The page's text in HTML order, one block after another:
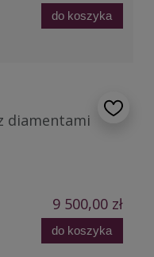
do koszyka
diamentami
9 500,00 zł
do koszyka